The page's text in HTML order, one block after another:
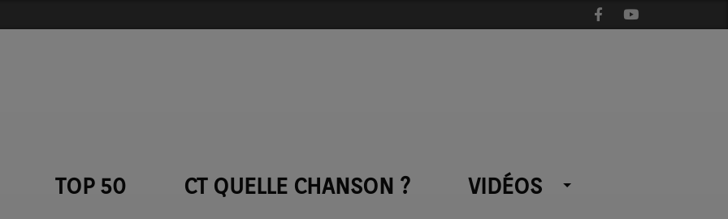
TOP 50 CT QUELLE CHANSON ? VIDÉOS